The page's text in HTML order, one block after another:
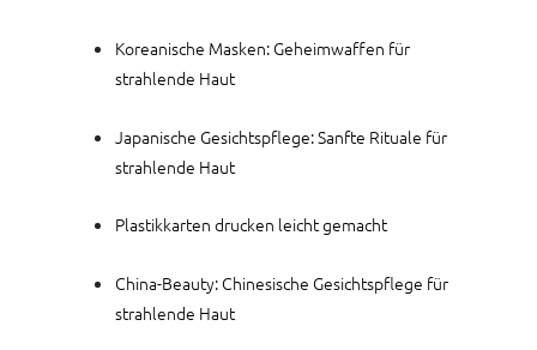
Koreanische Masken: Geheimwaffen für
strahlende Haut
Japanische Gesichtspflege: Sanfte Rituale für
strahlende Haut
Plastikkarten drucken leicht gemacht
China-Beauty: Chinesische Gesichtspflege für
strahlende Haut